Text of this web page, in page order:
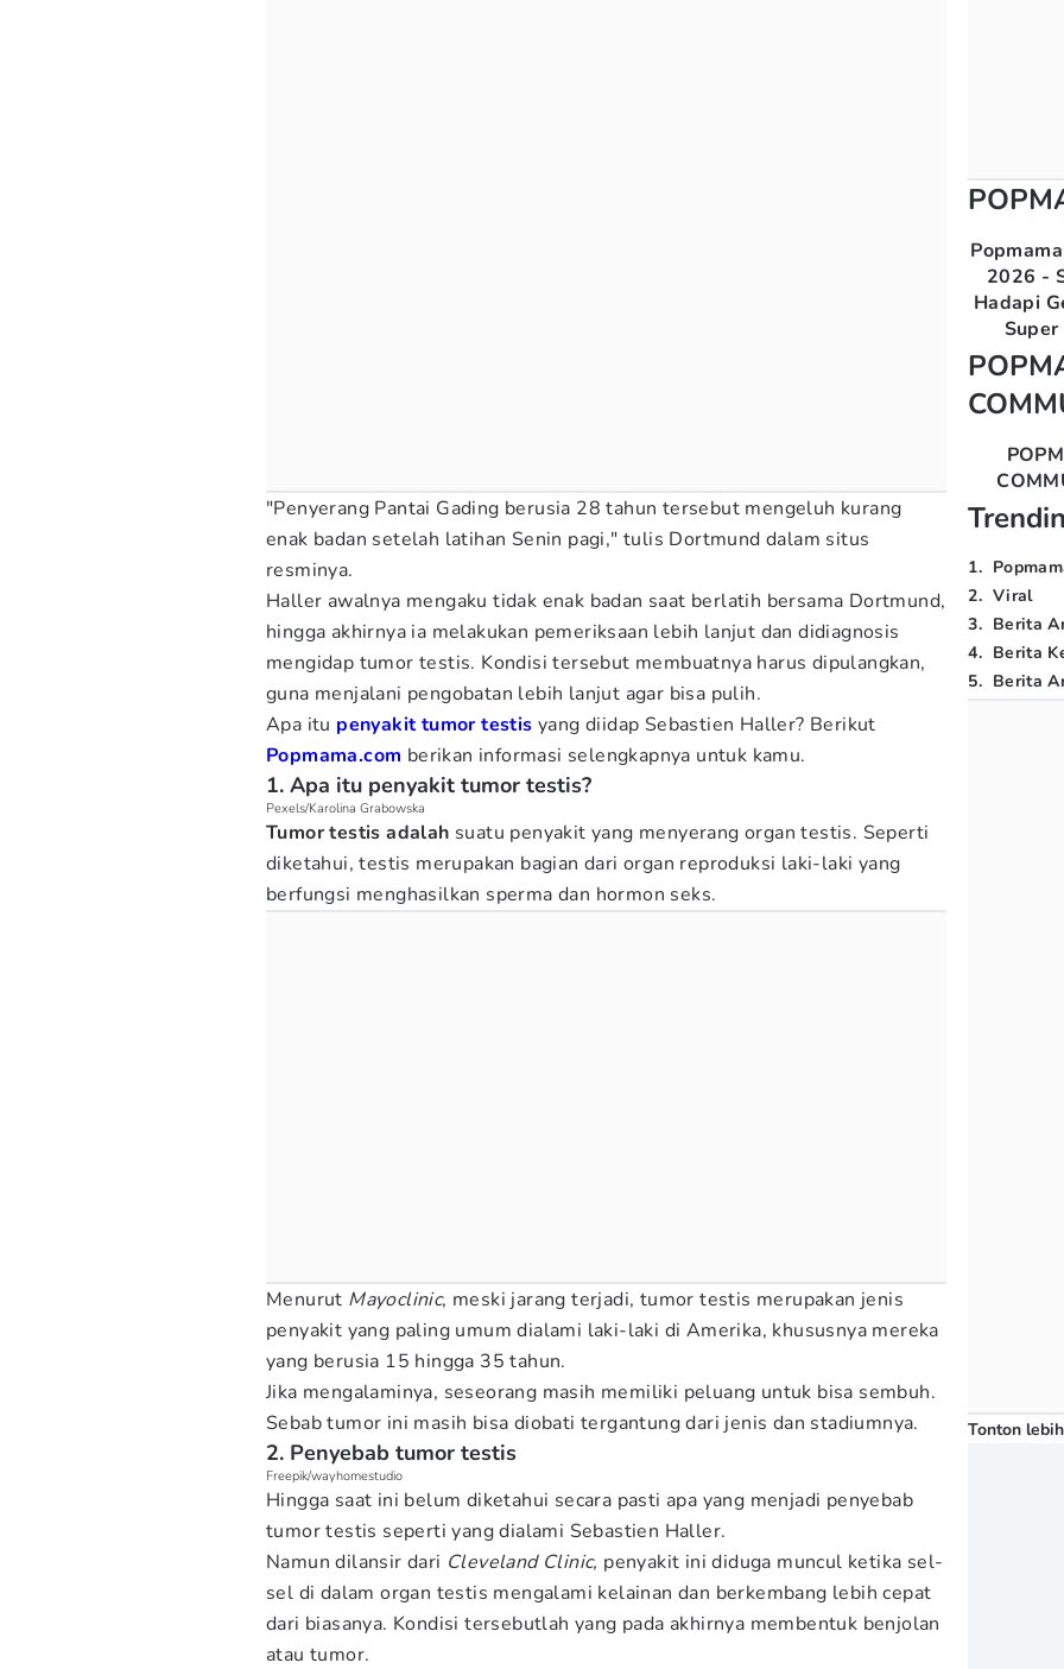
"Penyerang Pantai Gading berusia 28 tahun tersebut mengeluh kurang
enak badan setelah latihan Senin pagi," tulis Dortmund dalam situs
resminya.
Haller awalnya mengaku tidak enak badan saat berlatih bersama Dortmund,
hingga akhirnya ia melakukan pemeriksaan lebih lanjut dan didiagnosis
mengidap tumor testis. Kondisi tersebut membuatnya harus dipulangkan,
guna menjalani pengobatan lebih lanjut agar bisa pulih.
Apa itu penyakit tumor testisyang diidap Sebastien Haller? Berikut
Popmama.com berikan informasi selengkapnya untuk kamu.
1. Apa itu penyakit tumor testis?
Pexels/Karolina Grabowska
Tumor testis adalah suatu penyakit yang menyerang organ testis. Seperti
diketahui, testis merupakan bagian dari organ reproduksi laki-laki yang
berfungsi menghasilkan sperma dan hormon seks.
Menurut Mayoclinic, meski jarang terjadi, tumor testis merupakan jenis
penyakit yang paling umum dialami laki-laki di Amerika, khususnya mereka
yang berusia 15 hingga 35 tahun.
Jika mengalaminya, seseorang masih memiliki peluang untuk bisa sembuh.
Sebab tumor ini masih bisa diobati tergantung dari jenis dan stadiumnya.
2. Penyebab tumor testis
Freepik/wayhomestudio
Hingga saat ini belum diketahui secara pasti apa yang menjadi penyebab
tumor testis seperti yang dialami Sebastien Haller.
Namun dilansir dari Cleveland Clinic, penyakit ini diduga muncul ketika sel-
sel di dalam organ testis mengalami kelainan dan berkembang lebih cepat
dari biasanya. Kondisi tersebutlah yang pada akhirnya membentuk benjolan
atau tumor.
2026 -
Hadapi
1.
2. Viral
3. Berita
4. Berita
5. Berita
Tonton